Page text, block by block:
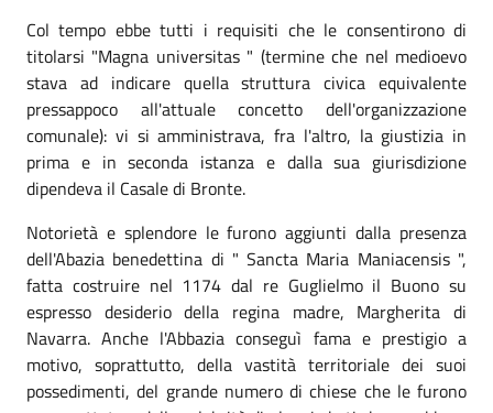
Col tempo ebbe tutti i requisiti che le consentirono di
titolarsi "Magna universitas " (termine che nel medioevo
stava ad indicare quella struttura civica equivalente
pressappoco all'attuale concetto dell'organizzazione
comunale): vi si amministrava, fra l'altro, la giustizia in
prima e in seconda istanza e dalla sua giurisdizione
dipendeva il Casale di Bronte.
Notorietà e splendore le furono aggiunti dalla presenza
dell'Abazia benedettina di " Sancta Maria Maniacensis ",
fatta costruire nel 1174 dal re Guglielmo il Buono su
espresso desiderio della regina madre, Margherita di
Navarra. Anche l'Abbazia conseguì fama e prestigio a
motivo, soprattutto, della vastità territoriale dei suoi
possedimenti, del grande numero di chiese che le furono